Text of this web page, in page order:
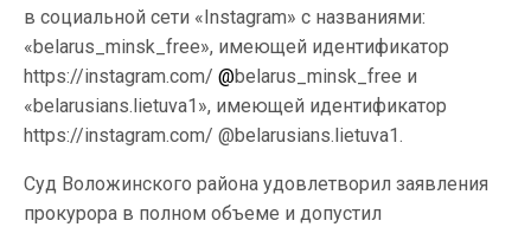
в социальной сети «Instagram» с названиями:
«belarus_minsk_free», имеющей идентификатор
https://instagram.com/ @belarus_minsk_free и
«belarusians.lietuva1», имеющей идентификатор
https://instagram.com/ @belarusians.lietuva1.
Суд Воложинского района удовлетворил заявления
прокурора в полном объеме и допустил